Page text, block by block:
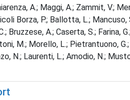
A.; Maggi, A.; Zammit, V.;
Borza, P.; Ballotta, L.; Mancuso,
A.; Caserta, S.; Farina,
M.; Morello, L.; Pietrantuono,
N.; Laurenti, L.; Amodio, N.;